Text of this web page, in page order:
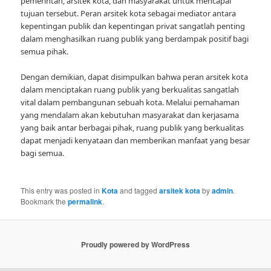
tujuan tersebut. Peran arsitek kota sebagai mediator antara
kepentingan publik dan kepentingan privat sangatlah penting
dalam menghasilkan ruang publik yang berdampak positif bagi
semua pihak.
Dengan demikian, dapat disimpulkan bahwa peran arsitek kota
dalam menciptakan ruang publik yang berkualitas sangatlah
vital dalam pembangunan sebuah kota. Melalui pemahaman
yang mendalam akan kebutuhan masyarakat dan kerjasama
yang baik antar berbagai pihak, ruang publik yang berkualitas
dapat menjadi kenyataan dan memberikan manfaat yang besar
bagi semua.
This entry was posted inKotaand taggedarsitek kotabyadmin.
Bookmark thepermalink.
Proudly powered by WordPress